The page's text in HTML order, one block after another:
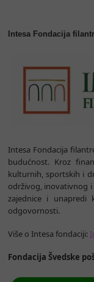
Intesa Fondacija
Intesa Fondacija
budućnost. Kroz
kulturnih, sportskih i
održivog, inovativnog i
zajednice i unapredi
odgovornosti.
Više o Intesa fondaciji:
Fondacija Švedske